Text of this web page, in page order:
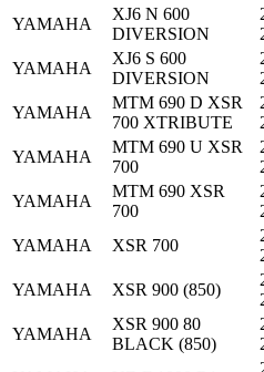
YAMAHA
XJ6 N 600
DIVERSION
YAMAHA
XJ6 S 600
DIVERSION
YAMAHA
MTM 690 D XSR
700 XTRIBUTE
YAMAHA
MTM 690 U XSR
700
YAMAHA
MTM 690 XSR
700
YAMAHA XSR 700
YAMAHA XSR 900 (850)
YAMAHA
XSR 900 80
BLACK (850)